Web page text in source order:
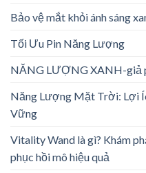
Bảo vệ mắt khỏi ánh sáng
Tối Ưu Pin Năng Lượng
NĂNG LƯỢNG XANH-giả
Năng Lượng Mặt Trời: Lợi
Vững
Vitality Wand là gì? Khám
phục hồi mô hiệu quả